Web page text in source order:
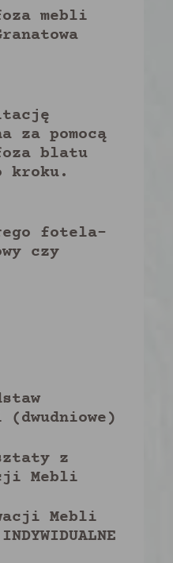
mebli
za pomocą
blatu
kroku.
fotela-
czy
(dwudniowe)
z
Mebli
Mebli